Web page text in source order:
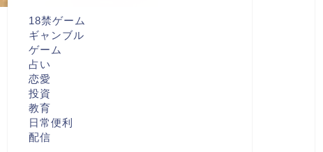
18禁ゲーム
ギャンブル
ゲーム
占い
恋愛
投資
教育
日常便利
配信